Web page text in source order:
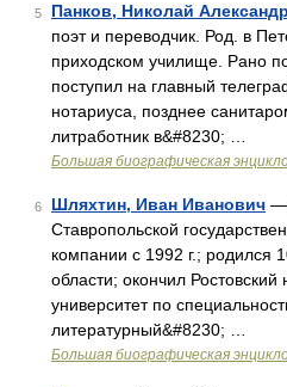
5 Панков, Николай
поэт и переводчик. Род. в
приходском училище. Рано
поступил на главный
нотариуса, позднее
литработник в&#8230; …
Большая биографическая
6 Шляхтин, Иван Иванович —
Ставропольской
компании с 1992 г.; родился
области; окончил
университет по
литературный&#8230; …
Большая биографическая